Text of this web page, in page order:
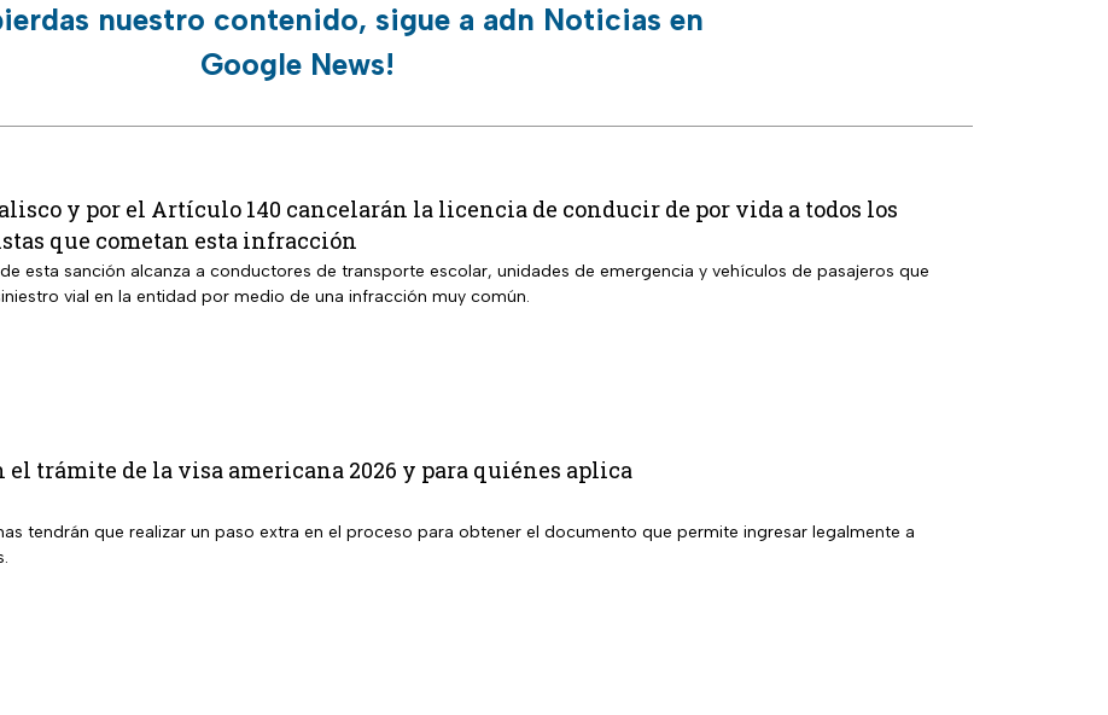
nuestro contenido, sigue a adn Noticias en
Google News!
y por el Artículo 140 cancelarán la licencia de conducir de por vida a todos los
que cometan esta infracción
esta sanción alcanza a conductores de transporte escolar, unidades de emergencia y vehículos de pasajeros que
vial en la entidad por medio de una infracción muy común.
el trámite de la visa americana 2026 y para quiénes aplica
tendrán que realizar un paso extra en el proceso para obtener el documento que permite ingresar legalmente a